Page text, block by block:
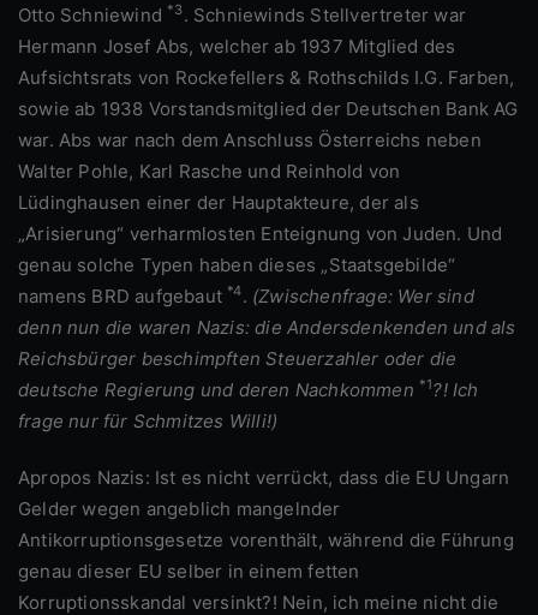
Otto Schniewind *3. Schniewinds Stellvertreter war
Hermann Josef Abs, welcher ab 1937 Mitglied des
Aufsichtsrats von Rockefellers & Rothschilds I.G. Farben,
sowie ab 1938 Vorstandsmitglied der Deutschen Bank AG
war. Abs war nach dem Anschluss Österreichs neben
Walter Pohle, Karl Rasche und Reinhold von
Lüdinghausen einer der Hauptakteure, der als
„Arisierung“ verharmlosten Enteignung von Juden. Und
genau solche Typen haben dieses „Staatsgebilde“
namens BRD aufgebaut *4. (Zwischenfrage: Wer sind
denn nun die waren Nazis: die Andersdenkenden und als
Reichsbürger beschimpften Steuerzahler oder die
deutsche Regierung und deren Nachkommen *1?! Ich
frage nur für Schmitzes Willi!)
Apropos Nazis: Ist es nicht verrückt, dass die EU Ungarn
Gelder wegen angeblich mangelnder
Antikorruptionsgesetze vorenthält, während die Führung
genau dieser EU selber in einem fetten
Korruptionsskandal versinkt?! Nein, ich meine nicht die